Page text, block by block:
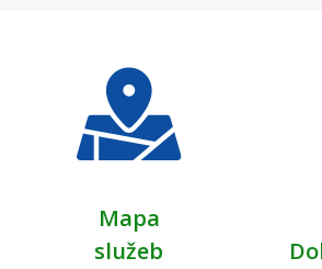
Mapa
služeb